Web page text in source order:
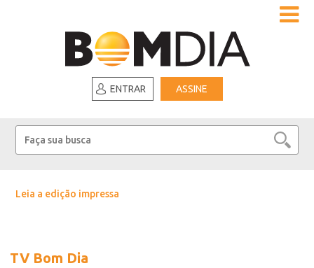
ENTRAR ASSINE
Leia a edição impressa
TV Bom Dia